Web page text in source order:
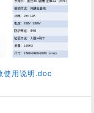
使用说明.doc